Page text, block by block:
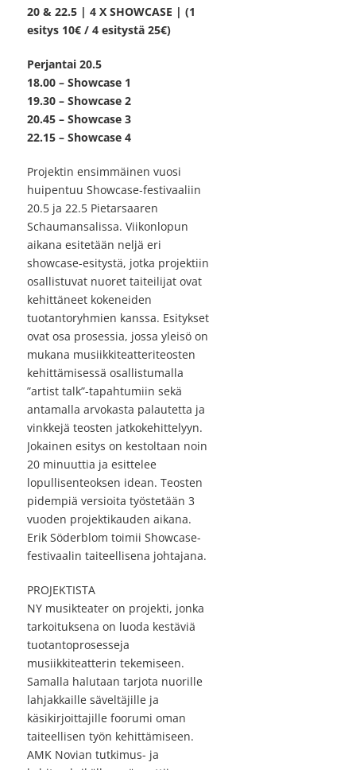
20 & 22.5 | 4 X SHOWCASE | (1
esitys 10€ / 4 esitystä 25€)
Perjantai 20.5
18.00 – Showcase 1
19.30 – Showcase 2
20.45 – Showcase 3
22.15 – Showcase 4
Projektin ensimmäinen vuosi
huipentuu Showcase-festivaaliin
20.5 ja 22.5 Pietarsaaren
Schaumansalissa. Viikonlopun
aikana esitetään neljä eri
showcase-esitystä, jotka projektiin
osallistuvat nuoret taiteilijat ovat
kehittäneet kokeneiden
tuotantoryhmien kanssa. Esitykset
ovat osa prosessia, jossa yleisö on
mukana musiikkiteatteriteosten
kehittämisessä osallistumalla
”artist talk”-tapahtumiin sekä
antamalla arvokasta palautetta ja
vinkkejä teosten jatkokehittelyyn.
Jokainen esitys on kestoltaan noin
20 minuuttia ja esittelee
lopullisenteoksen idean. Teosten
pidempiä versioita työstetään 3
vuoden projektikauden aikana.
Erik Söderblom toimii Showcase-
festivaalin taiteellisena johtajana.
PROJEKTISTA
NY musikteater on projekti, jonka
tarkoituksena on luoda kestäviä
tuotantoprosesseja
musiikkiteatterin tekemiseen.
Samalla halutaan tarjota nuorille
lahjakkaille säveltäjille ja
käsikirjoittajille foorumi oman
taiteellisen työn kehittämiseen.
AMK Novian tutkimus- ja